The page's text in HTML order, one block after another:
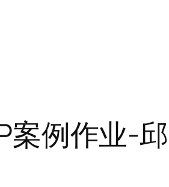
案例作业-